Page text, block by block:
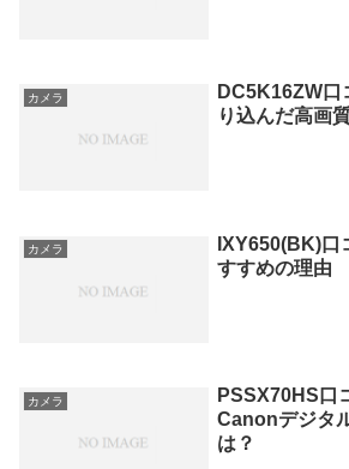
カメラ
DC5K16ZW口
り込んだ高画
カメラ
IXY650(BK)口
すすめの理由
カメラ
PSSX70HS口
Canonデジタ
は？